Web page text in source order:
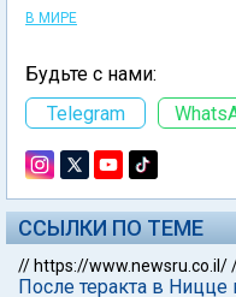
В МИРЕ
Будьте с нами:
Telegram
ССЫЛКИ ПО ТЕМЕ
// https://www.newsru.co.il/
После теракта в